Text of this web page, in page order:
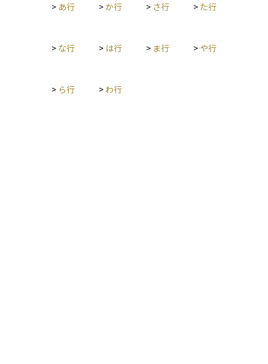
> あ行 >か行 > さ行 > た行
> な行 > は行 > ま行 > や行
> ら行 > わ行